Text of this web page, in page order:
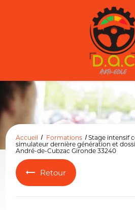
Accueil Formations
Stage intensif
simulateur dernière génération et
André-de-Cubzac Gironde 33240
Retour
Panneau de gestion des cookies